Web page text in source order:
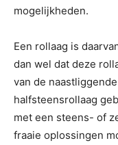
mogelijkheden.
Een rollaag is
dan wel dat deze
van de
halfsteensrollaag
met een steens- of
fraaie oplossingen